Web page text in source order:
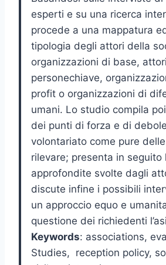
esperti e su una ricerca
procede a una mappatura
tipologia degli attori della
organizzazioni di base,
personechiave,
profit o organizzazioni di
umani. Lo studio compila
dei punti di forza e di
volontariato come pure
rilevare; presenta in seguito
approfondite svolte dagli
discute infine i possibili
un approccio equo e
questione dei richiedenti
Keywords: associations,
Studies, reception policy,